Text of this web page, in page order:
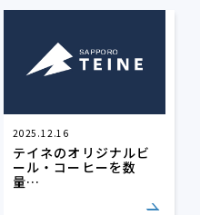
2025.12.16
テイネのオリジナルビ
ール・コーヒーを数
量…